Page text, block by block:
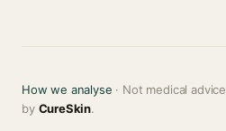
How we analyse · Not medical
by CureSkin.